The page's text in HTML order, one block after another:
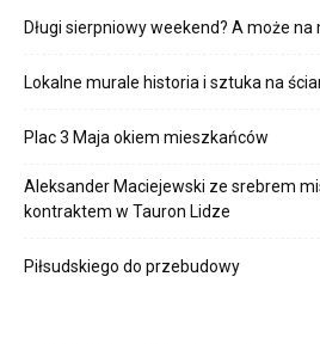
Długi sierpniowy weekend? A może
Lokalne murale historia i sztuka na
Plac 3 Maja okiem mieszkańców
Aleksander Maciejewski ze srebrem
kontraktem w Tauron Lidze
Piłsudskiego do przebudowy